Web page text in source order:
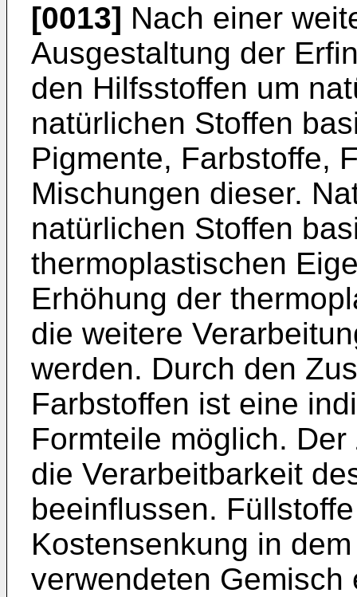
[0013] Nach einer
Ausgestaltung der
den Hilfsstoffen um
natürlichen Stoffen
Pigmente, Farbstoffe,
Mischungen dieser.
natürlichen Stoffen
thermoplastischen
Erhöhung der
die weitere
werden. Durch den
Farbstoffen ist eine
Formteile möglich.
die Verarbeitbarkeit
beeinflussen.
Kostensenkung in
verwendeten Gemisch